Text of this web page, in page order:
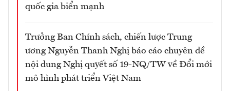
quốc gia biển mạnh
Trưởng Ban Chính sách, chiến lược Trung
ương Nguyễn Thanh Nghị báo cáo chuyên đề
nội dung Nghị quyết số 19-NQ/TW về Đổi mới
mô hình phát triển Việt Nam